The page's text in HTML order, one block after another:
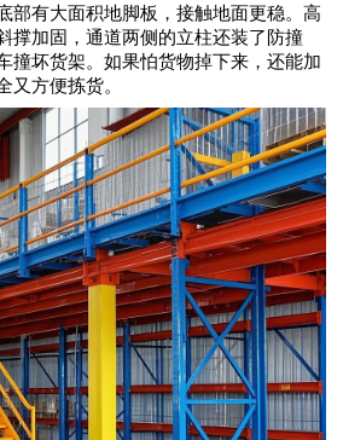
部有大面积地脚板，接触地面更稳。高
撑加固，通道两侧的立柱还装了防撞
撞坏货架。如果怕货物掉下来，还能加
又方便拣货。